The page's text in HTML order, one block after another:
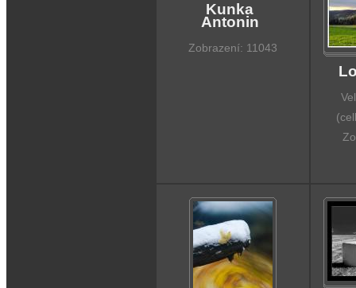
Kunka
Antonin
Zobrazení: 11043